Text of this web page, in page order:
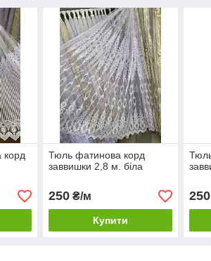
корд
Тюль фатинова корд
заввишки 2,8 м. біла
250₴/м
Купити
250